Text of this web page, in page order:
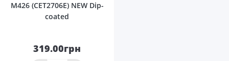
M426 (CET2706E) NEW Dip-
coated
319.00грн